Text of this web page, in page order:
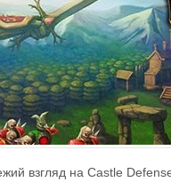
взгляд на Castle